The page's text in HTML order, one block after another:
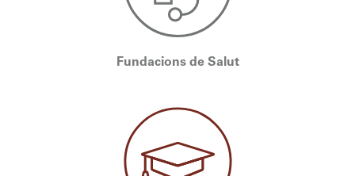
Fundacions de Salut